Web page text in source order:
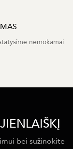
nemokamai
bei sužinokite